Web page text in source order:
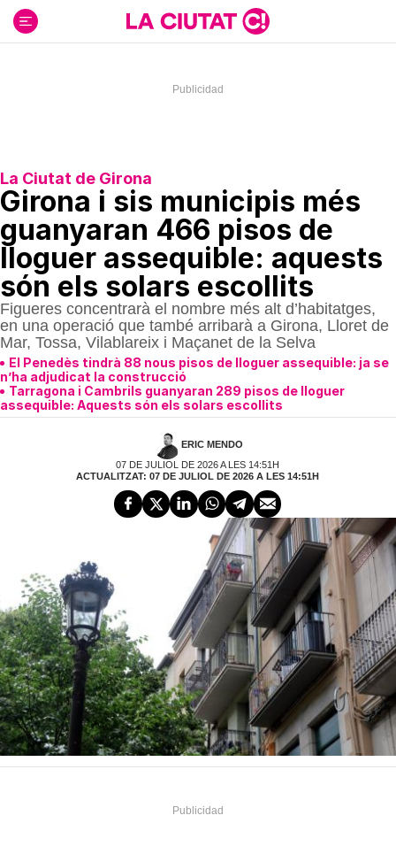
contenido
La Ciutat de Girona
Girona i sis municipis més
guanyaran 466 pisos de
lloguer assequible: aquests
són els solars escollits
Figueres concentrarà el nombre més alt d’habitatges,
en una operació que també arribarà a Girona, Lloret de
Mar, Tossa, Vilablareix i Maçanet de la Selva
El Penedès tindrà 88 nous pisos de lloguer assequible: ja se
n’ha adjudicat la construcció
Tarragona i Cambrils guanyaran 289 pisos de lloguer
assequible: Aquests són els solars escollits
ERIC MENDO
07 DE JULIOL DE 2026 A LES 14:51H
ACTUALITZAT: 07 DE JULIOL DE 2026 A LES 14:51H